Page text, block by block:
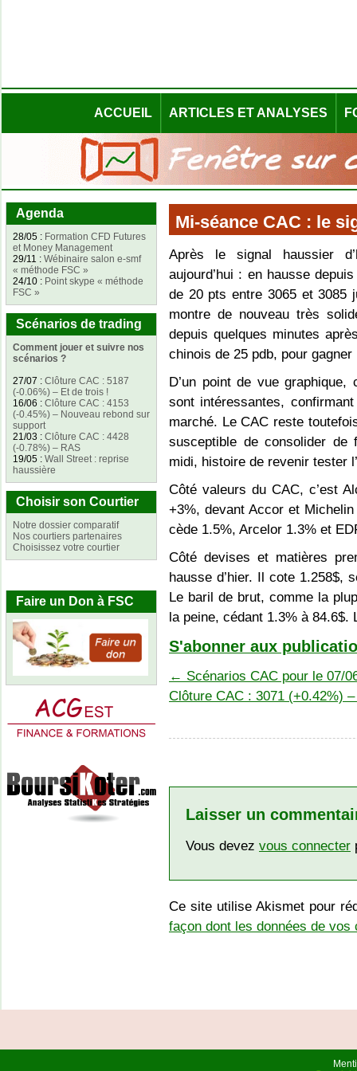
ACCUEIL ARTICLES ET ANALYSES
Agenda
28/05 : Formation CFD Futures
et Money Management
29/11 : Wébinaire salon e-smf
« méthode FSC »
24/10 : Point skype « méthode
FSC »
Scénarios de trading
Comment jouer et suivre nos
scénarios ?
27/07 : Clôture CAC : 5187
(-0.06%) – Et de trois !
16/06 : Clôture CAC : 4153
(-0.45%) – Nouveau rebond sur
support
21/03 : Clôture CAC : 4428
(-0.78%) – RAS
19/05 : Wall Street : reprise
haussière
Choisir son Courtier
Notre dossier comparatif
Nos courtiers partenaires
Choisissez votre courtier
Faire un Don à FSC
Mi-séance CAC : le
Après le signal haussier
aujourd’hui : en hausse
de 20 pts entre 3065 et 3085
montre de nouveau très
depuis quelques minutes
chinois de 25 pdb, pour gagner
D’un point de vue
sont intéressantes,
marché. Le CAC reste
susceptible de consolider de
midi, histoire de revenir tester
Côté valeurs du CAC, c’est
+3%, devant Accor et
cède 1.5%, Arcelor 1.3% et
Côté devises et matières
hausse d’hier. Il cote 1.258$,
Le baril de brut, comme la
la peine, cédant 1.3% à 84.6$.
S'abonner aux
← Scénarios CAC pour le 07/
Clôture CAC : 3071 (+0.42%)
Laisser un
Vous devez vous connecter
Ce site utilise Akismet pour
façon dont les données de